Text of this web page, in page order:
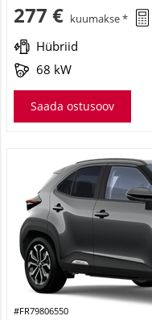
277 € kuumakse *
Hübriid
68 kW
Saada ostusoov
#FR79806550